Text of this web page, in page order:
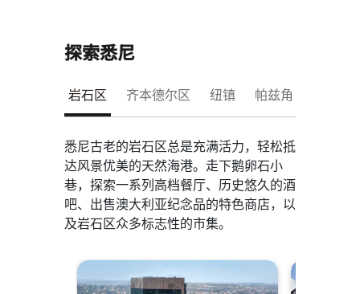
探索悉尼
岩石区 齐本德尔区​ 纽镇 ​​​​帕兹角
​悉尼古老的岩石区总是充满活力，轻松抵
达风景优美的天然海港。走下鹅卵石小
巷，探索一系列高档餐厅、历史悠久的酒
吧、出售澳大利亚纪念品的特色商店，以
及岩石区众多标志性的市集。
跳过 轮播 使用 2 张卡。